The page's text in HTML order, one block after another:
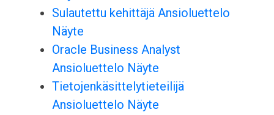
Sulautettu kehittäjä Ansioluettelo
Näyte
Oracle Business Analyst
Ansioluettelo Näyte
Tietojenkäsittelytieteilijä
Ansioluettelo Näyte